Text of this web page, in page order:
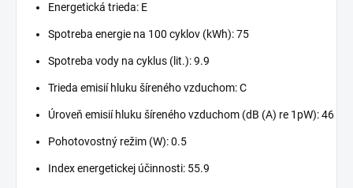
Energetická trieda: E
Spotreba energie na 100 cyklov (kWh): 75
Spotreba vody na cyklus (lit.): 9.9
Trieda emisií hluku šíreného vzduchom: C
Úroveň emisií hluku šíreného vzduchom (dB (A) re 1pW): 46
Pohotovostný režim (W): 0.5
Index energetickej účinnosti: 55.9